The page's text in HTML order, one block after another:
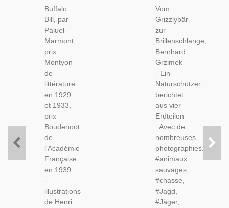
-
Légendes
Du Far
West,
Indiens
D'Amérique,
Rouge
Et Or
Souveraine,
Etats-
Unis,
Aventures
Jeunesse
Buffalo
Bill, par
Paluel-
Marmont,
prix
Montyon
de
littérature
en 1929
et 1933,
prix
Boudenoot
de
l'Académie
Française
en 1939
-
illustrations
de Henri
Bernhard
Grzimek
- Tiere,
Animaux
Sauvages,
Chasse,
Vom
Grizzlybär
zur
Brillenschlange,
Bernhard
Grzimek
- Ein
Naturschützer
berichtet
aus vier
Erdteilen
. Avec de
nombreuses
photographies.
#animaux
sauvages,
#chasse,
#Jagd,
#Jäger,